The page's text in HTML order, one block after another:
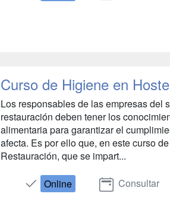
Curso de Higiene en
Los responsables de las empresas del
restauración deben tener los
alimentaria para garantizar el
afecta. Es por ello que, en este curso
Restauración, que se impart...
Online Consultar